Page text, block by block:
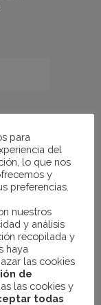
para
del
lo que nos
y
preferencias.
nuestros
y análisis
recopilada y
haya
las cookies
de
las cookies y
todas